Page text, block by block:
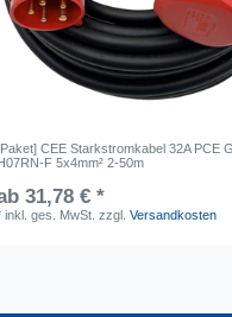
CEE Starkstromkabel 32A PCE
F 5x4mm² 2-50m
31,78 € *
inkl. ges. MwSt. zzgl.Versandkosten